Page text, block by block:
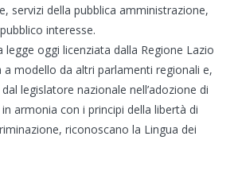
servizi della pubblica amministrazione,
interesse.
legge oggi licenziata dalla Regione Lazio
a modello da altri parlamenti regionali e,
legislatore nazionale nell’adozione di
armonia con i principi della libertà di
riconoscano la Lingua dei